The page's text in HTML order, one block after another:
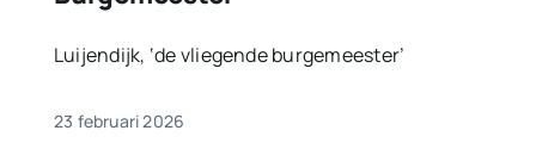
Luijendijk, ‘de vliegende burgemeester’
23 februari 2026